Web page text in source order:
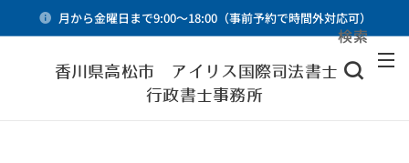
月から金曜日まで9:00～18:00（事前予約で時間外対応可）
香川県高松市 アイリス国際司法書士・
行政書士事務所
検索